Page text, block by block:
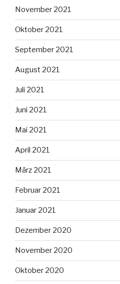
November 2021
Oktober 2021
September 2021
August 2021
Juli 2021
Juni 2021
Mai 2021
April 2021
März 2021
Februar 2021
Januar 2021
Dezember 2020
November 2020
Oktober 2020